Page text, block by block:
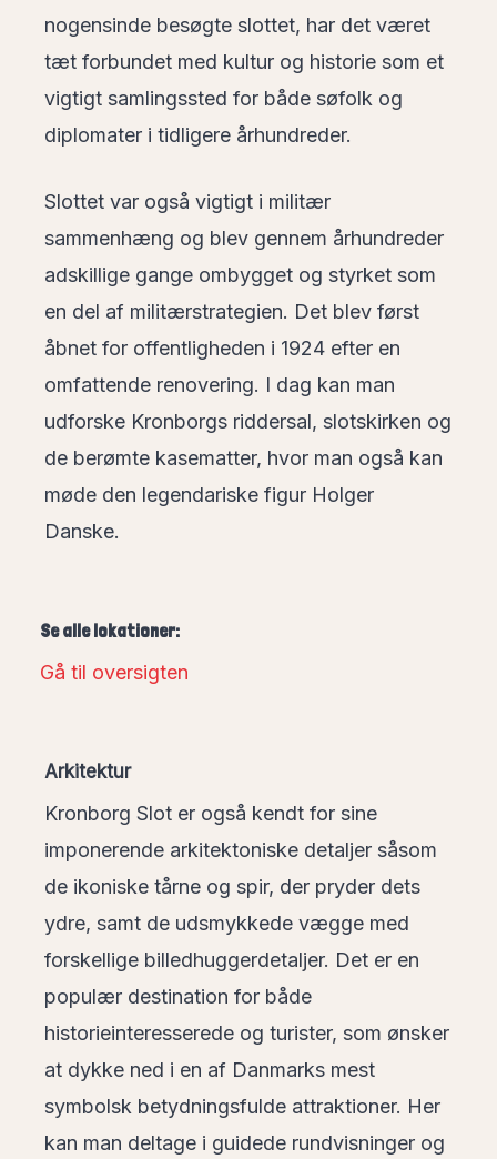
nogensinde besøgte slottet, har det været
tæt forbundet med kultur og historie som et
vigtigt samlingssted for både søfolk og
diplomater i tidligere århundreder.
Slottet var også vigtigt i militær
sammenhæng og blev gennem århundreder
adskillige gange ombygget og styrket som
en del af militærstrategien. Det blev først
åbnet for offentligheden i 1924 efter en
omfattende renovering. I dag kan man
udforske Kronborgs riddersal, slotskirken og
de berømte kasematter, hvor man også kan
møde den legendariske figur Holger
Danske.
Se alle lokationer:
Gå til oversigten
Arkitektur
Kronborg Slot er også kendt for sine
imponerende arkitektoniske detaljer såsom
de ikoniske tårne og spir, der pryder dets
ydre, samt de udsmykkede vægge med
forskellige billedhuggerdetaljer. Det er en
populær destination for både
historieinteresserede og turister, som ønsker
at dykke ned i en af Danmarks mest
symbolsk betydningsfulde attraktioner. Her
kan man deltage i guidede rundvisninger og